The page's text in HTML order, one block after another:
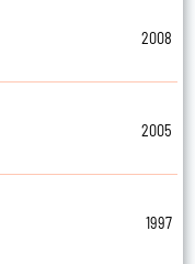
2008
2005
1997